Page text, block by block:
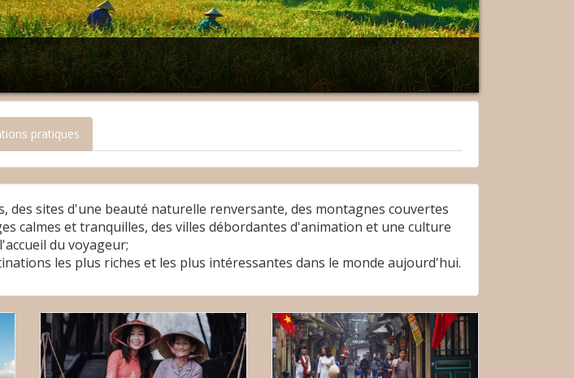
pratiques
des sites d'une beauté naturelle renversante, des montagnes couvertes
calmes et tranquilles, des villes débordantes d'animation et une culture
du voyageur;
les plus riches et les plus intéressantes dans le monde aujourd'hui.